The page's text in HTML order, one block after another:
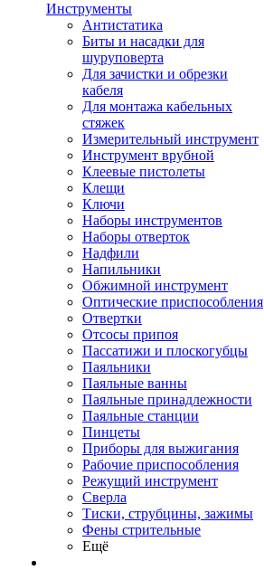
Инструменты
Антистатика
Биты и насадки для
шуруповерта
Для зачистки и обрезки
кабеля
Для монтажа кабельных
стяжек
Измерительный инструмент
Инструмент врубной
Клеевые пистолеты
Клещи
Ключи
Наборы инструментов
Наборы отверток
Надфили
Напильники
Обжимной инструмент
Оптические приспособления
Отвертки
Отсосы припоя
Пассатижи и плоскогубцы
Паяльники
Паяльные ванны
Паяльные принадлежности
Паяльные станции
Пинцеты
Приборы для выжигания
Рабочие приспособления
Режущий инструмент
Сверла
Тиски, струбцины, зажимы
Фены стрительные
Ещё